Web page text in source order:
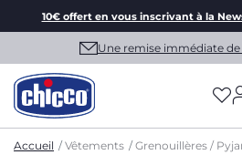
10€ offert en vous inscrivant à la
Une remise immédiate de
Accueil Vêtements Grenouillères /